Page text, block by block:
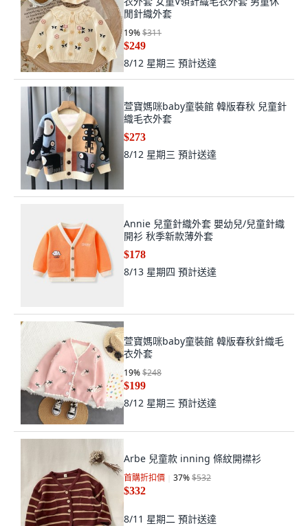
閒針織外套
19%$311
$249
8/12 星期三 預計送達
萱寶媽咪baby童裝館 韓版春秋 兒童針
織毛衣外套
$273
8/12 星期三 預計送達
Annie 兒童針織外套 嬰幼兒/兒童針織
開衫 秋季新款薄外套
$178
8/13 星期四 預計送達
萱寶媽咪baby童裝館 韓版春秋針織毛
衣外套
19%$248
$199
8/12 星期三 預計送達
Arbe 兒童款 inning 條紋開襟衫
首購折扣價 37%$532
$332
8/11 星期二 預計送達